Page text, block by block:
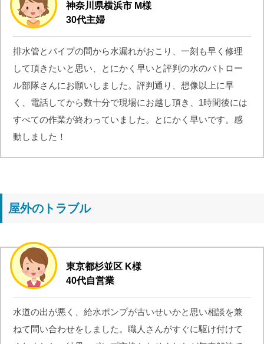
神奈川県横浜市 M様
30代主婦
排水管とパイプの間から水漏れがおこり、一刻も早く修理
して頂きたいと思い、とにかく早いと評判の水のパトロー
ル部隊さんにお願いしました。評判通り、想像以上に早
く、電話してから数十分で現場にお越し頂き、1時間後には
すべての作業が終わっていました。とにかく早いです。感
動しました！
屋外のトラブル
東京都杉並区 K様
40代自営業
水道の出が悪く、給水ポンプが古いせいかと思い相談を兼
ねて問い合わせをしました。職人さんがすぐに駆け付けて